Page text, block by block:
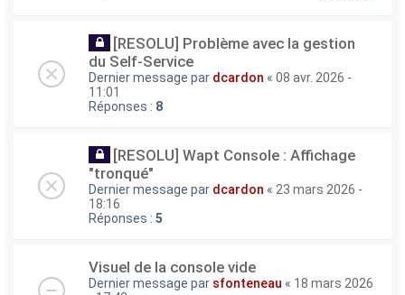
[RESOLU] Problème avec la gestion
du Self-Service
Dernier message par dcardon « 08 avr. 2026 -
11:01
Réponses : 8
[RESOLU] Wapt Console : Affichage
"tronqué"
Dernier message par dcardon « 23 mars 2026 -
18:16
Réponses : 5
Visuel de la console vide
Dernier message par sfonteneau « 18 mars 2026